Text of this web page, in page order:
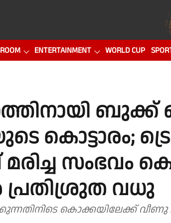
ENTERTAINMENT WORLD CUP
ബുക്ക്
കൊട്ടാരം;
സംഭവം
പ്രതിശ്രുത വധു
കൊക്കയിലേക്ക് വീണു